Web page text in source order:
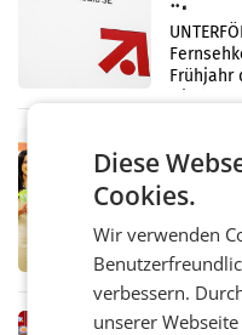
Frühjahr
wieder
Eine
Müller
Über
Altstoff
Müller-
RETAIL
Diese
Cookies.
Wir verwenden
verbessern.
unserer